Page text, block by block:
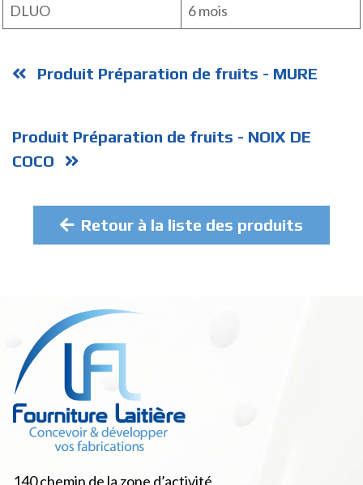
DLUO
6 mois
Produit Préparation de fruits - MURE
Produit Préparation de fruits - NOIX DE
COCO
Retour à la liste des produits
140 chemin de la zone d’activité